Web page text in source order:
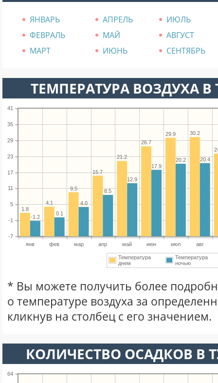
ЯНВАРЬ АПРЕЛЬ
ИЮЛЬ
ФЕВРАЛЬ
МАЙ
АВГУСТ
МАРТ
ИЮНЬ СЕНТЯБРЬ
ТЕМПЕРАТУРА ВОЗДУХА В
янв фев мар апр май июн июл авг
-7
-1
5
11
17
23
29
35
41
30.2
29.9
26.7
21.2
15.7
9.5
4.1
1.8
20.4
20.2
17.9
12.9
8.5
4.0
0.1
-1.2
Температура
днем
Температура
ночью
* Вы можете получить более
о температуре воздуха за
кликнув на столбец с его значением.
КОЛИЧЕСТВО ОСАДКОВ В
64